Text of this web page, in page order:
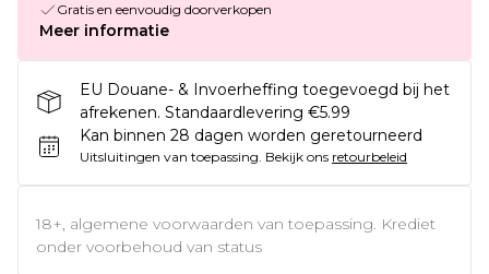
Gratis en eenvoudig doorverkopen
Meer informatie
EU Douane- & Invoerheffing toegevoegd bij het
afrekenen. Standaardlevering €5.99
Kan binnen 28 dagen worden geretourneerd
Uitsluitingen van toepassing. Bekijk ons retourbeleid
18+, algemene voorwaarden van toepassing. Krediet
onder voorbehoud van status